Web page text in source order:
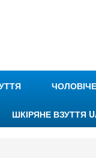
ШКІРЯНЕ ВЗУТТЯ